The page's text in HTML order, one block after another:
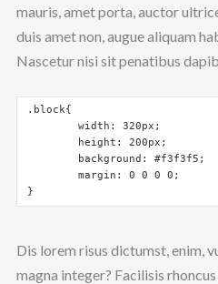
mauris, amet porta, auctor
duis amet non, augue aliquam
Nascetur nisi sit penatibus
.block{
	width: 320px;
	margin: 0 0 0 0;
}
Dis lorem risus dictumst, enim,
magna integer? Facilisis